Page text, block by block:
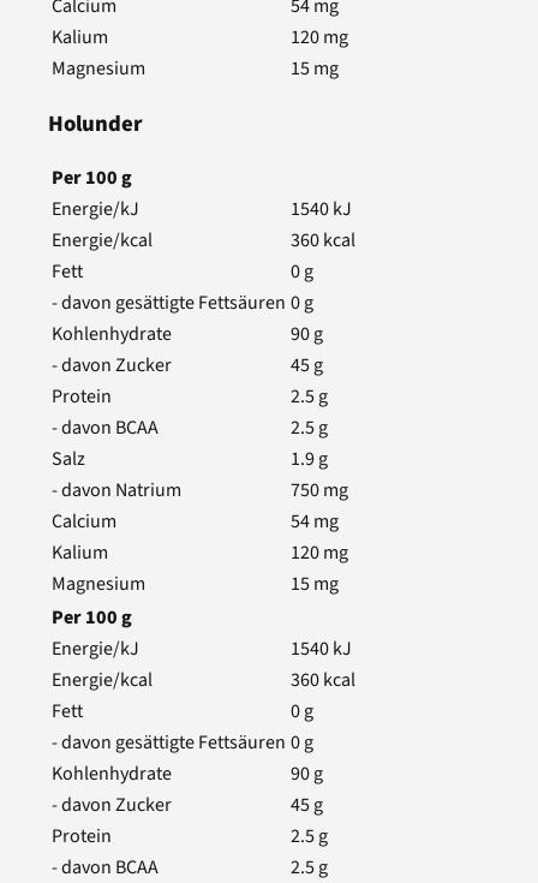
Calcium 54mg
Kalium
120mg
Magnesium
15mg
Holunder
Per100g
Energie/kJ
1540kJ
Energie/kcal
360kcal
Fett
0g
- davon gesättigte Fettsäuren 0g
Kohlenhydrate
90g
- davon Zucker
45g
Protein
2.5g
- davon BCAA
2.5g
Salz
1.9g
- davon Natrium
750mg
Calcium
54mg
Kalium
120mg
Magnesium
15mg
Per100g
Energie/kJ
1540kJ
Energie/kcal
360kcal
Fett
0g
- davon gesättigte Fettsäuren 0g
Kohlenhydrate
90g
- davon Zucker
45g
Protein
2.5g
- davon BCAA
2.5g